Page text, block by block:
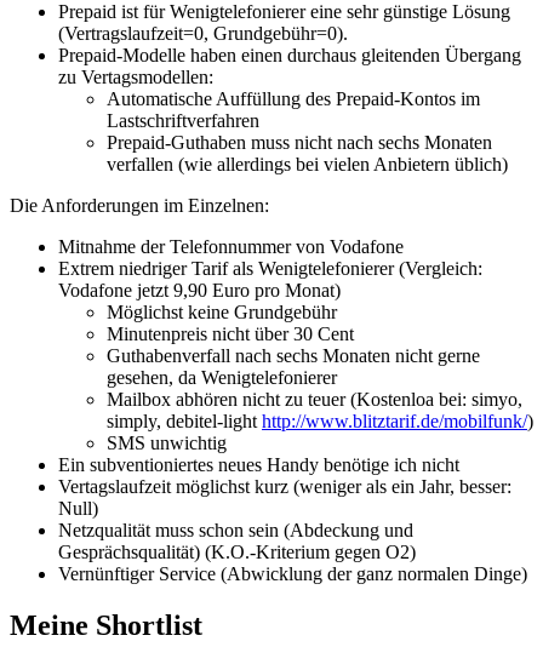
Prepaid ist für Wenigtelefonierer eine sehr günstige Lösung
(Vertragslaufzeit=0, Grundgebühr=0).
Prepaid-Modelle haben einen durchaus gleitenden Übergang
zu Vertagsmodellen:
Automatische Auffüllung des Prepaid-Kontos im
Lastschriftverfahren
Prepaid-Guthaben muss nicht nach sechs Monaten
verfallen (wie allerdings bei vielen Anbietern üblich)
Die Anforderungen im Einzelnen:
Mitnahme der Telefonnummer von Vodafone
Extrem niedriger Tarif als Wenigtelefonierer (Vergleich:
Vodafone jetzt 9,90 Euro pro Monat)
Möglichst keine Grundgebühr
Minutenpreis nicht über 30 Cent
Guthabenverfall nach sechs Monaten nicht gerne
gesehen, da Wenigtelefonierer
Mailbox abhören nicht zu teuer (Kostenloa bei: simyo,
simply, debitel-light http://www.blitztarif.de/mobilfunk/)
SMS unwichtig
Ein subventioniertes neues Handy benötige ich nicht
Vertagslaufzeit möglichst kurz (weniger als ein Jahr, besser:
Null)
Netzqualität muss schon sein (Abdeckung und
Gesprächsqualität) (K.O.-Kriterium gegen O2)
Vernünftiger Service (Abwicklung der ganz normalen Dinge)
Meine Shortlist